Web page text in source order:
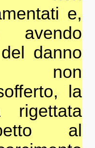
e,
avendo
danno
non
la
rigettata
al